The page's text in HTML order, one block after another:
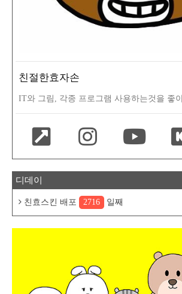
친절한효자손
IT와 그림, 각종 프로그램 사용하는것을 좋
디데이
친효스킨 배포 2716 일째